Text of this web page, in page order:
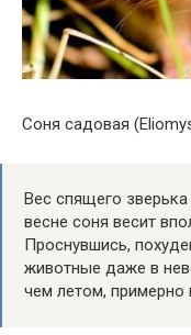
Соня садовая
Вес спящего
весне соня весит
Проснувшись,
животные даже в
чем летом, примерно